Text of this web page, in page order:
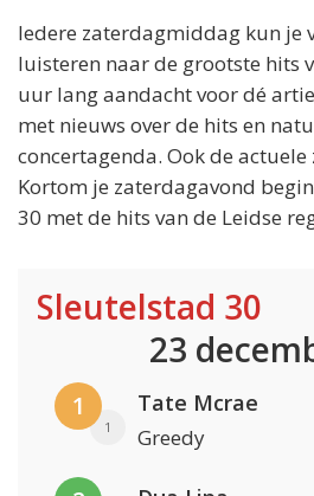
Iedere zaterdagmiddag kun je
luisteren naar de grootste hits
uur lang aandacht voor dé
met nieuws over de hits en
concertagenda. Ook de
Kortom je zaterdagavond
30 met de hits van de Leidse
Sleutelstad 30
23
1
1
Tate Mcrae
Greedy